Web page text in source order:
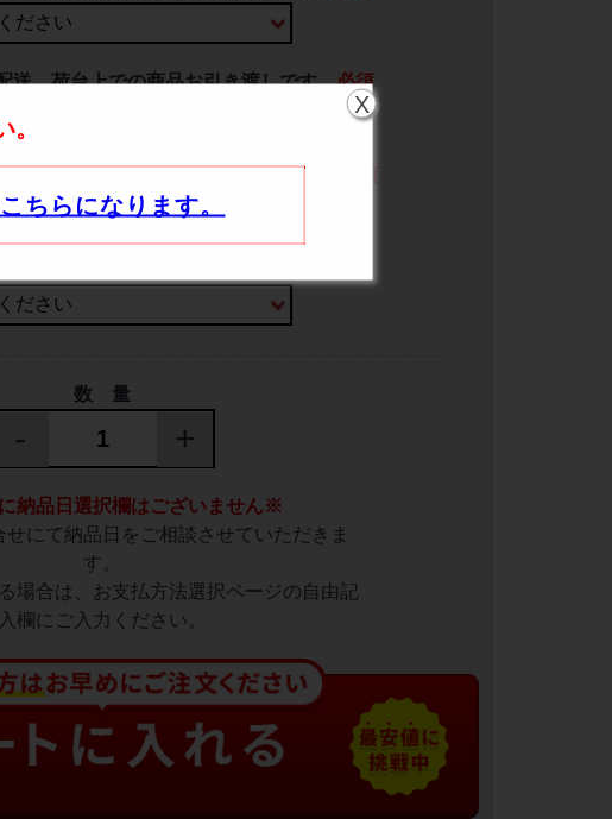
送、荷台上での商品お引き渡しです。必須
持ち戻り・再配達料をご請求します。 必須
数 量
- +
納品日選択欄はございません※
にて納品日をご相談させていただきま
す。
場合は、お支払方法選択ページの自由記
入欄にご入力ください。
ちらになります。
X